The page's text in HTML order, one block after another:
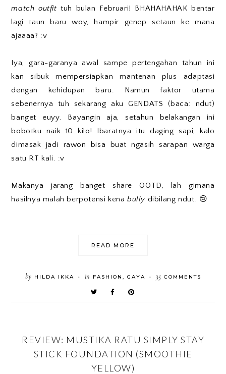
match outfit tuh bulan Februari! BHAHAHAHAK bentar
lagi taun baru woy, hampir genep setaun ke mana
ajaaaa? :v
Iya, gara-garanya awal sampe pertengahan tahun ini
kan sibuk mempersiapkan mantenan plus adaptasi
dengan kehidupan baru. Namun faktor utama
sebenernya tuh sekarang aku GENDATS (baca: ndut)
banget euyy. Bayangin aja, setahun belakangan ini
bobotku naik 10 kilo! Ibaratnya itu daging sapi, kalo
dimasak jadi rawon bisa buat ngasih sarapan warga
satu RT kali. :v
Makanya jarang banget share OOTD, lah gimana
hasilnya malah berpotensi kenabully dibilang ndut. 😢
READ MORE
by HILDA IKKA • in FASHION , GAYA • 35 COMMENTS
REVIEW: MUSTIKA RATU SIMPLY STAY
STICK FOUNDATION (SMOOTHIE
YELLOW)